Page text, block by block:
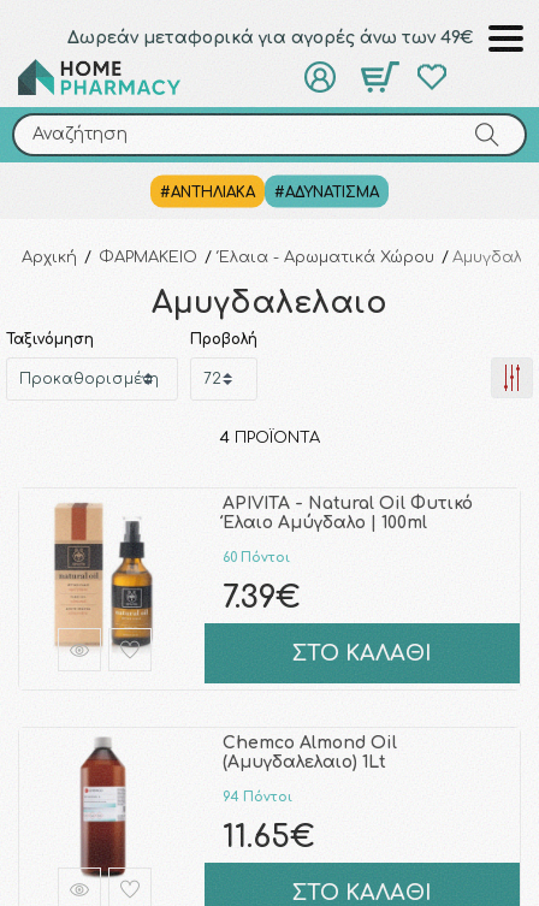
Δωρεάν μεταφορικά για αγορές άνω των 49€
Αναζήτηση
#ΑΝΤΗΛΙΑΚΑ #ΑΔΥΝΑΤΙΣΜΑ
Αναζήτηση
Αρχική / ΦΑΡΜΑΚΕΙΟ / Έλαια - Αρωματικά Χώρου /
Αμυγδαλελαιο
Ταξινόμηση Προβολή
4ΠΡΟΪΌΝΤΑ
APIVITA - Natural Oil Φυτικό
Έλαιο Αμύγδαλο | 100ml
60 Πόντοι
7.39€
ΣΤΟ ΚΑΛΑΘΙ
Chemco Almond Oil
(Αμυγδαλελαιο) 1Lt
94 Πόντοι
11.65€
ΣΤΟ ΚΑΛΑΘΙ